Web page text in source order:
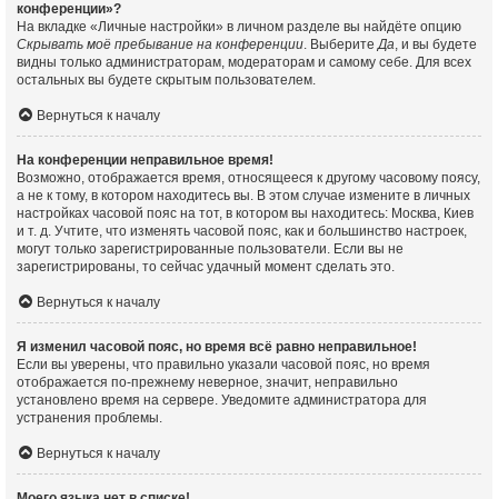
конференции»?
На вкладке «Личные настройки» в личном разделе вы найдёте опцию
Скрывать моё пребывание на конференции. ВыберитеДа, и вы будете
видны только администраторам, модераторам и самому себе. Для всех
остальных вы будете скрытым пользователем.
Вернуться к началу
На конференции неправильное время!
Возможно, отображается время, относящееся к другому часовому поясу,
а не к тому, в котором находитесь вы. В этом случае измените в личных
настройках часовой пояс на тот, в котором вы находитесь: Москва, Киев
и т. д. Учтите, что изменять часовой пояс, как и большинство настроек,
могут только зарегистрированные пользователи. Если вы не
зарегистрированы, то сейчас удачный момент сделать это.
Вернуться к началу
Я изменил часовой пояс, но время всё равно неправильное!
Если вы уверены, что правильно указали часовой пояс, но время
отображается по-прежнему неверное, значит, неправильно
установлено время на сервере. Уведомите администратора для
устранения проблемы.
Вернуться к началу